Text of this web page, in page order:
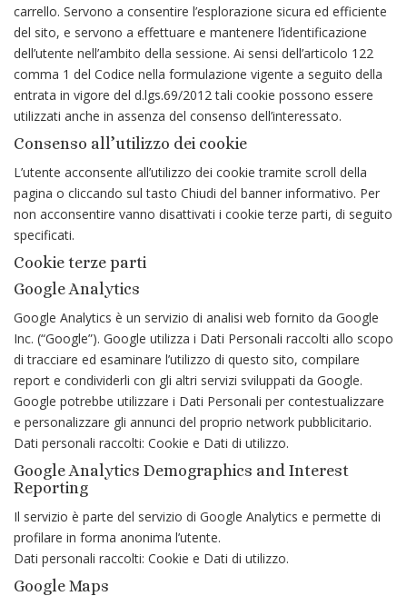
carrello. Servono a consentire l’esplorazione sicura ed efficiente
del sito, e servono a effettuare e mantenere l’identificazione
dell’utente nell’ambito della sessione. Ai sensi dell’articolo 122
comma 1 del Codice nella formulazione vigente a seguito della
entrata in vigore del d.lgs.69/2012 tali cookie possono essere
utilizzati anche in assenza del consenso dell’interessato.
Consenso all’utilizzo dei cookie
L’utente acconsente all’utilizzo dei cookie tramite scroll della
pagina o cliccando sul tasto Chiudi del banner informativo. Per
non acconsentire vanno disattivati i cookie terze parti, di seguito
specificati.
Cookie terze parti
Google Analytics
Google Analytics è un servizio di analisi web fornito da Google
Inc. (“Google”). Google utilizza i Dati Personali raccolti allo scopo
di tracciare ed esaminare l’utilizzo di questo sito, compilare
report e condividerli con gli altri servizi sviluppati da Google.
Google potrebbe utilizzare i Dati Personali per contestualizzare
e personalizzare gli annunci del proprio network pubblicitario.
Dati personali raccolti: Cookie e Dati di utilizzo.
Google Analytics Demographics and Interest
Reporting
Il servizio è parte del servizio di Google Analytics e permette di
profilare in forma anonima l’utente.
Dati personali raccolti: Cookie e Dati di utilizzo.
Google Maps